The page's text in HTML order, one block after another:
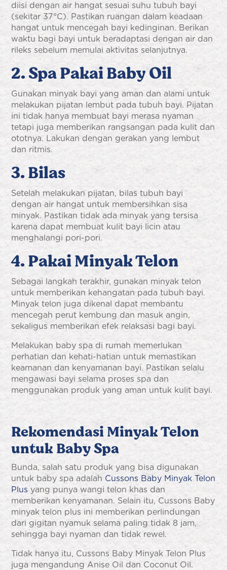
diisi dengan air hangat sesuai suhu tubuh bayi
(sekitar 37°C). Pastikan ruangan dalam keadaan
hangat untuk mencegah bayi kedinginan. Berikan
waktu bagi bayi untuk beradaptasi dengan air dan
rileks sebelum memulai aktivitas selanjutnya.
2. Spa Pakai Baby Oil
Gunakan minyak bayi yang aman dan alami untuk
melakukan pijatan lembut pada tubuh bayi. Pijatan
ini tidak hanya membuat bayi merasa nyaman
tetapi juga memberikan rangsangan pada kulit dan
ototnya. Lakukan dengan gerakan yang lembut
dan ritmis.
3. Bilas
Setelah melakukan pijatan, bilas tubuh bayi
dengan air hangat untuk membersihkan sisa
minyak. Pastikan tidak ada minyak yang tersisa
karena dapat membuat kulit bayi licin atau
menghalangi pori-pori.
4. Pakai Minyak Telon
Sebagai langkah terakhir, gunakan minyak telon
untuk memberikan kehangatan pada tubuh bayi.
Minyak telon juga dikenal dapat membantu
mencegah perut kembung dan masuk angin,
sekaligus memberikan efek relaksasi bagi bayi.
Melakukan baby spa di rumah memerlukan
perhatian dan kehati-hatian untuk memastikan
keamanan dan kenyamanan bayi. Pastikan selalu
mengawasi bayi selama proses spa dan
menggunakan produk yang aman untuk kulit bayi.
Rekomendasi Minyak Telon
untuk Baby Spa
Bunda, salah satu produk yang bisa digunakan
untuk baby spa adalah Cussons Baby Minyak Telon
Plus yang punya wangi telon khas dan
memberikan kenyamanan. Selain itu, Cussons Baby
minyak telon plus ini memberikan perlindungan
dari gigitan nyamuk selama paling tidak 8 jam,
sehingga bayi nyaman dan tidak rewel.
Tidak hanya itu, Cussons Baby Minyak Telon Plus
juga mengandung Anise Oil dan Coconut Oil.